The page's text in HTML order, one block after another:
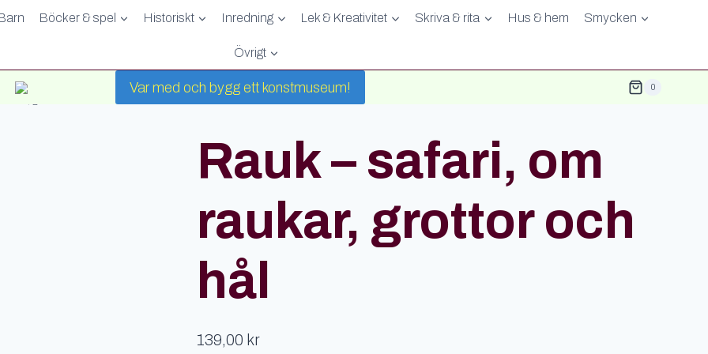
Böcker & spel Historiskt Inredning Lek & Kreativitet Skriva & rita Hus & hem Smycken
Övrigt
Var med och bygg ett konstmuseum! 0
Rauk – safari, om
raukar, grottor och
hål
139,00 kr